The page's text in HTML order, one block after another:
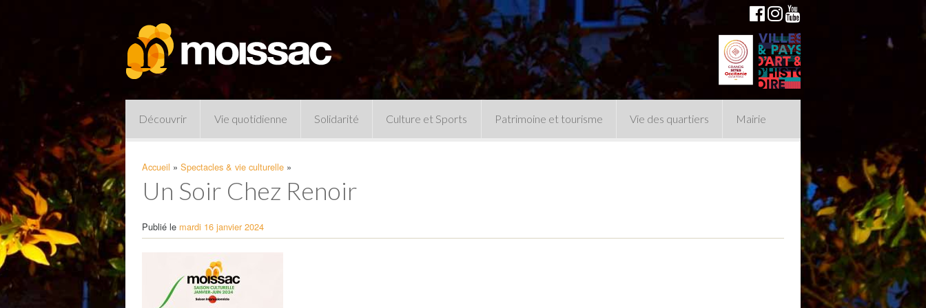
Découvrir Vie quotidienne
Pharmacies de garde
Solidarité Culture et Sports Patrimoine et tourisme
Le musée
Vie des quartiers Mairie
Accueil » Spectacles & vie culturelle »
Un Soir Chez Renoir
Publié le mardi 16 janvier 2024